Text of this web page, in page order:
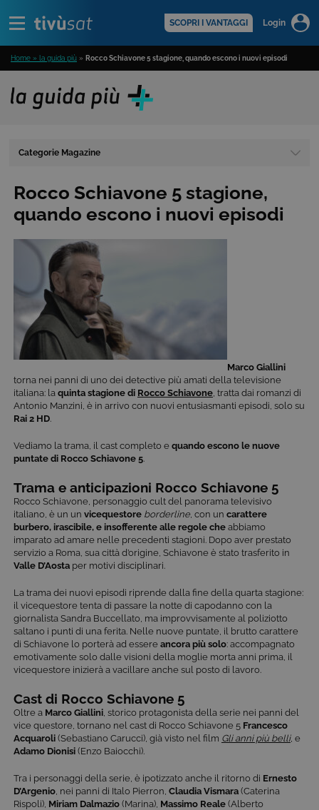
SCOPRI I VANTAGGI Login
Home » la guida più » Rocco Schiavone 5 stagione, quando escono i nuovi episodi
Categorie Magazine
Rocco Schiavone 5 stagione,
quando escono i nuovi episodi
Marco Giallini
torna nei panni di uno dei detective più amati della televisione
italiana: la quinta stagione di Rocco Schiavone , tratta dai romanzi di
Antonio Manzini, è in arrivo con nuovi entusiasmanti episodi, solo su
Rai 2 HD
Vediamo la trama, il cast completo e quando escono le nuove
puntate di Rocco Schiavone 5
Trama e anticipazioni Rocco Schiavone 5
Rocco Schiavone, personaggio cult del panorama televisivo
italiano, è un un vicequestore borderline con un carattere
burbero, irascibile, e insofferente alle regole che abbiamo
imparato ad amare nelle precedenti stagioni . Dopo aver prestato
servizio a Roma, sua città d’origine, Schiavone è stato trasferito in
Valle D’Aosta per motivi disciplinari.
La trama dei nuovi episodi riprende dalla fine della quarta stagione:
il vicequestore tenta di passare la notte di capodanno con la
giornalista Sandra Buccellato, ma improvvisamente al poliziotto
saltano i punti di una ferita. Nelle nuove puntate, il brutto carattere
di Schiavone lo porterà ad essere ancora più solo: accompagnato
emotivamente solo dalle visioni della moglie morta anni prima, il
vicequestore inizierà a vacillare anche sul posto di lavoro.
Cast di Rocco Schiavone 5
Oltre a Marco Giallini , storico protagonista della serie nei panni del
vice questore, tornano nel cast di Rocco Schiavone 5 Francesco
Acquaroli (Sebastiano Carucci), già visto nel film Gli anni più belli, e
Adamo Dionisi (Enzo Baiocchi).
Tra i personaggi della serie, è ipotizzato anche il ritorno di Ernesto
D’Argenio , nei panni di Italo Pierron, Claudia Vismara (Caterina
Rispoli), Miriam Dalmazio (Marina), Massimo Reale (Alberto